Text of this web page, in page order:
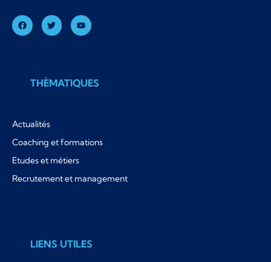
THÈMATIQUES
Actualités
Coaching et formations
Etudes et métiers
Recrutement et management
LIENS UTILES